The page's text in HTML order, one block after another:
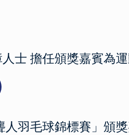
士 擔任頒獎嘉賓為
人羽毛球錦標賽」頒